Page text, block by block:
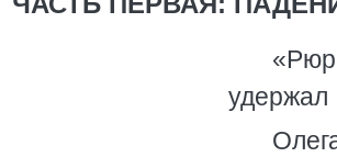
удержал